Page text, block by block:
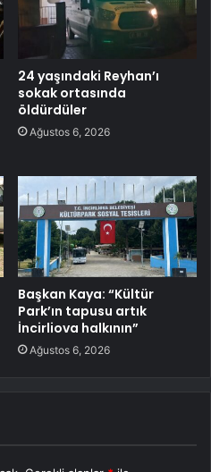
24 yaşındaki Reyhan’ı
sokak ortasında
öldürdüler
Ağustos 6, 2026
Başkan Kaya: “Kültür
Park’ın tapusu artık
İncirliova halkının”
Ağustos 6, 2026